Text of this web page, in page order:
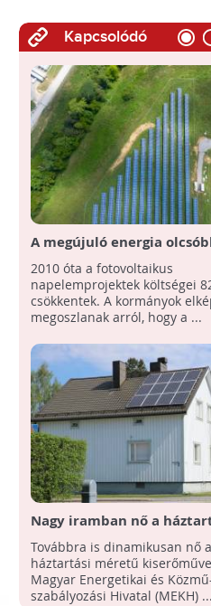
Kapcsolódó
A megújuló energia
szénnél?
2010 óta a fotovoltaikus
napelemprojektek költségei
csökkentek. A kormányok
megoszlanak arról, hogy a ...
Nagy iramban nő a
napelem erőművek száma!
Továbbra is dinamikusan nő a
háztartási méretű
Magyar Energetikai és
szabályozási Hivatal (MEKH) ...